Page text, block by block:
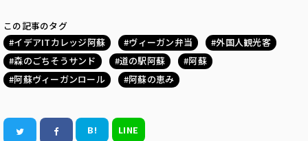
この記事のタグ
イデアITカレッジ阿蘇
ヴィーガン弁当
外国人観光客
森のごちそうサンド
道の駅阿蘇
阿蘇
阿蘇ヴィーガンロール
阿蘇の恵み
B! LINE